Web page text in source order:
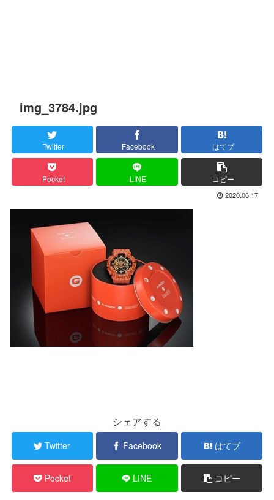
img_3784.jpg
Twitter Facebook はてブ
Pocket LINE コピー
2020.06.17
シェアする
Twitter Facebook はてブ
Pocket LINE コピー